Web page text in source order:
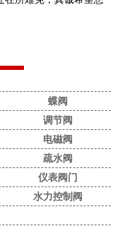
蝶阀
调节阀
电磁阀
疏水阀
仪表阀门
水力控制阀